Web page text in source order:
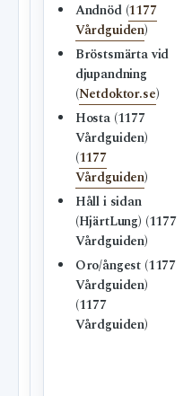
Andnöd (1177
Vårdguiden)
Bröstsmärta vid
djupandning
(Netdoktor.se)
Hosta (1177
Vårdguiden)
(1177
Vårdguiden)
Håll i sidan
(HjärtLung) (1177
Vårdguiden)
Oro/ångest (1177
Vårdguiden)
(1177
Vårdguiden)